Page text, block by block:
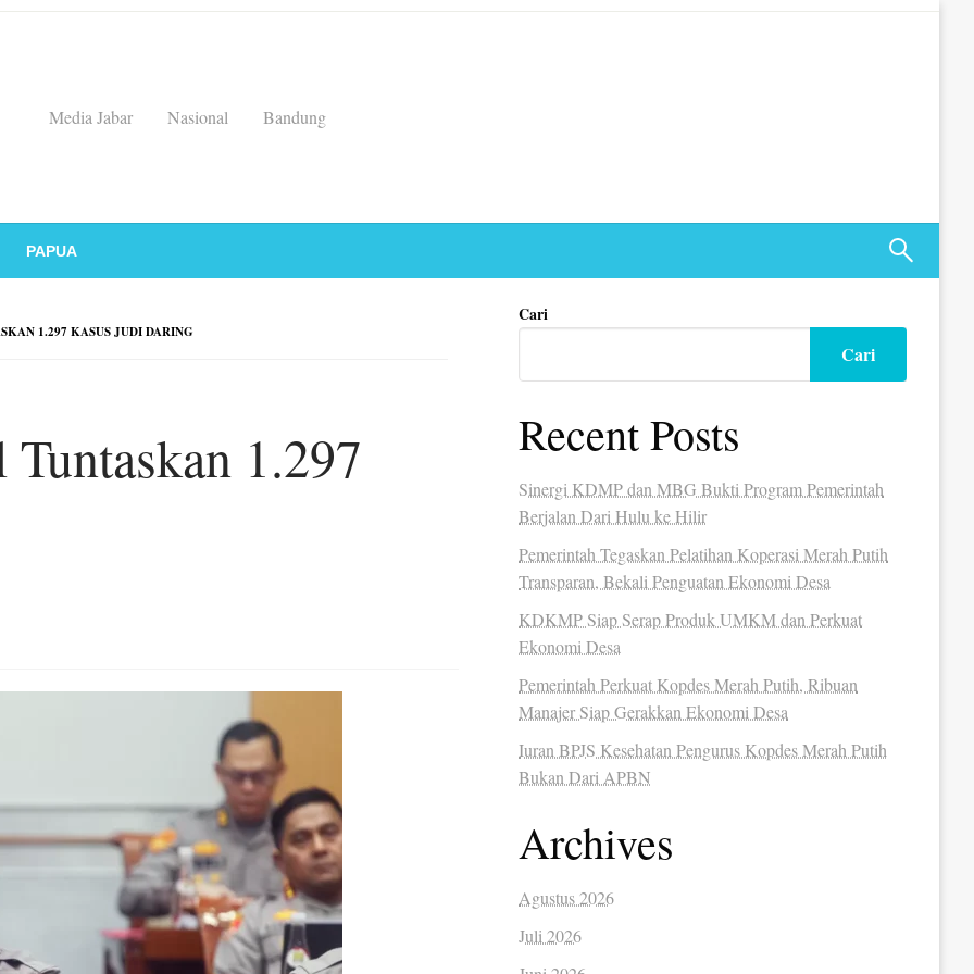
Media Jabar
Nasional Bandung
PAPUA
1.297 KASUS JUDI DARING
1.297
Cari
Cari
Recent Posts
Sinergi KDMP dan MBG Bukti Program Pemerintah
Berjalan Dari Hulu ke Hilir
Pemerintah Tegaskan Pelatihan Koperasi Merah Putih
Transparan, Bekali Penguatan Ekonomi Desa
KDKMP Siap Serap Produk UMKM dan Perkuat
Ekonomi Desa
Pemerintah Perkuat Kopdes Merah Putih, Ribuan
Manajer Siap Gerakkan Ekonomi Desa
Iuran BPJS Kesehatan Pengurus Kopdes Merah Putih
Bukan Dari APBN
Archives
Agustus 2026
Juli 2026